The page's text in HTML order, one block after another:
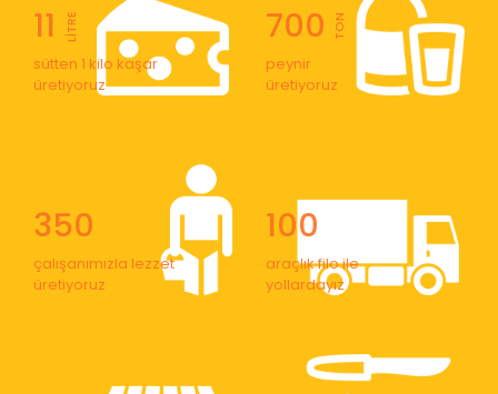
11 LİTRE
sütten 1 kilo kaşar
üretiyoruz
700 TON
peynir
üretiyoruz
350
çalışanımızla lezzet
üretiyoruz
100
araçlık filo ile
yollardayız